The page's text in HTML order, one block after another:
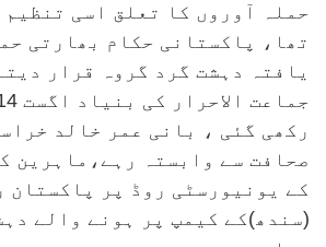
حملہ آوروں کا تعلق اسی تنظیم
تھا، پاکستانی حکام بھارتی
یافتہ دہشت گرد گروہ قرار
رکھی گئی ، بانی عمر خالد
صحافت سے وابستہ رہے،ماہرین
کے یونیورسٹی روڈ پر پاکستان
(سندھ)کے کیمپ پر ہونے والے